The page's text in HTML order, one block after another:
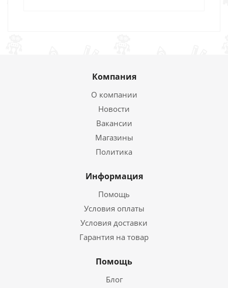
Компания
О компании
Новости
Вакансии
Магазины
Политика
Информация
Помощь
Условия оплаты
Условия доставки
Гарантия на товар
Помощь
Блог